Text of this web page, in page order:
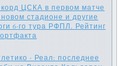
ЦСКА в первом матче
стадионе и другие
6-го тура РФПЛ. Рейтинг
- Реал: последнее